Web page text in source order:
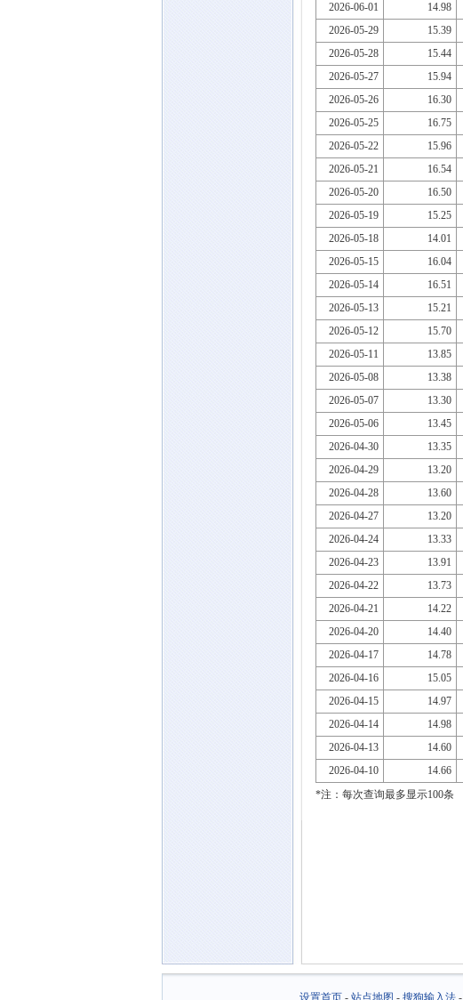
2026-06-01
14.98
2026-05-29
15.39
2026-05-28
15.44
2026-05-27
15.94
2026-05-26
16.30
2026-05-25
16.75
2026-05-22
15.96
2026-05-21
16.54
2026-05-20
16.50
2026-05-19
15.25
2026-05-18
14.01
2026-05-15
16.04
2026-05-14
16.51
2026-05-13
15.21
2026-05-12
15.70
2026-05-11
13.85
2026-05-08
13.38
2026-05-07
13.30
2026-05-06
13.45
2026-04-30
13.35
2026-04-29
13.20
2026-04-28
13.60
2026-04-27
13.20
2026-04-24
13.33
2026-04-23
13.91
2026-04-22
13.73
2026-04-21
14.22
2026-04-20
14.40
2026-04-17
14.78
2026-04-16
15.05
2026-04-15
14.97
2026-04-14
14.98
2026-04-13
14.60
2026-04-10
14.66
*注：每次查询最多显示100条
设置首页- 站点地图 - 搜狗输入法-